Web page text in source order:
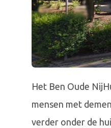
Het Ben Oude
mensen met
verder onder de